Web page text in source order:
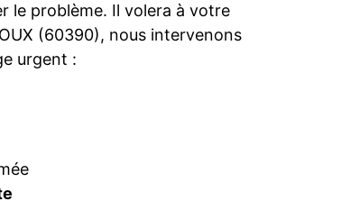
le problème. Il volera à votre
(60390), nous intervenons
urgent :